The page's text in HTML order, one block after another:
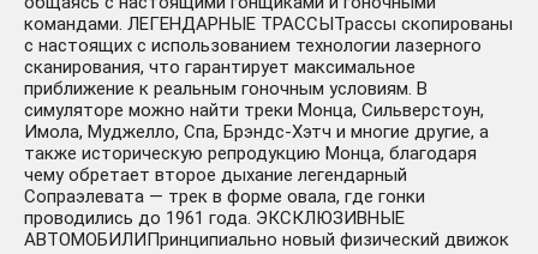
Assetto Corsa
АВТОДОСТАВКА
STEAM GLOBAL
МГНОВЕННО
ЛИЦЕНЗИЯ
774 ₽
+64 руб.
командами. ЛЕГЕНДАРНЫЕ ТРАССЫТрассы скопированы
с настоящих с использованием технологии лазерного
сканирования, что гарантирует максимальное
приближение к реальным гоночным условиям. В
симуляторе можно найти треки Монца, Сильверстоун,
Имола, Муджелло, Спа, Брэндс-Хэтч и многие другие, а
также историческую репродукцию Монца, благодаря
чему обретает второе дыхание легендарный
Сопраэлевата — трек в форме овала, где гонки
проводились до 1961 года. ЭКСКЛЮЗИВНЫЕ
АВТОМОБИЛИПринципиально новый физический движок